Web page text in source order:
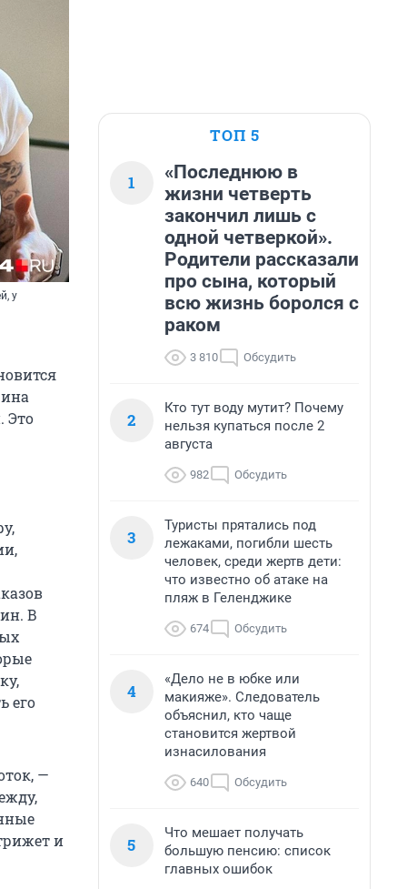
у
Это
В
его
—
и
ТОП 5
1
«Последнюю в
жизни четверть
закончил лишь с
одной четверкой».
Родители рассказали
про сына, который
всю жизнь боролся с
раком
3 810 Обсудить
2
Кто тут воду мутит? Почему
нельзя купаться после 2
августа
982 Обсудить
3
Туристы прятались под
лежаками, погибли шесть
человек, среди жертв дети:
что известно об атаке на
пляж в Геленджике
674 Обсудить
4
«Дело не в юбке или
макияже». Следователь
объяснил, кто чаще
становится жертвой
изнасилования
640 Обсудить
5
Что мешает получать
большую пенсию: список
главных ошибок